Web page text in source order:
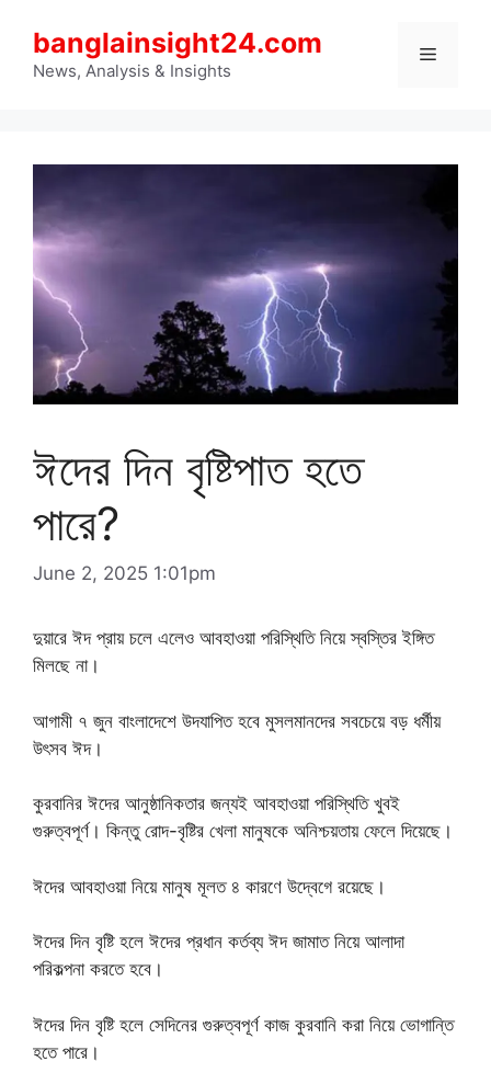
content
banglainsight24.com
News, Analysis & Insights
Menu
ঈদের দিন বৃষ্টিপাত হতে
পারে?
June 2, 2025 1:01pm
দুয়ারে ঈদ প্রায় চলে এলেও আবহাওয়া পরিস্থিতি নিয়ে স্বস্তির ইঙ্গিত
মিলছে না।
আগামী ৭ জুন বাংলাদেশে উদযাপিত হবে মুসলমানদের সবচেয়ে বড় ধর্মীয়
উৎসব ঈদ।
কুরবানির ঈদের আনুষ্ঠানিকতার জন্যই আবহাওয়া পরিস্থিতি খুবই
গুরুত্বপূর্ণ। কিন্তু রোদ-বৃষ্টির খেলা মানুষকে অনিশ্চয়তায় ফেলে দিয়েছে।
ঈদের আবহাওয়া নিয়ে মানুষ মূলত ৪ কারণে উদ্বেগে রয়েছে।
ঈদের দিন বৃষ্টি হলে ঈদের প্রধান কর্তব্য ঈদ জামাত নিয়ে আলাদা
পরিকল্পনা করতে হবে।
ঈদের দিন বৃষ্টি হলে সেদিনের গুরুত্বপূর্ণ কাজ কুরবানি করা নিয়ে ভোগান্তি
হতে পারে।